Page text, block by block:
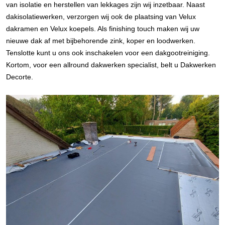
van isolatie en herstellen van lekkages zijn wij inzetbaar. Naast
dakisolatiewerken, verzorgen wij ook de plaatsing van Velux
dakramen en Velux koepels. Als finishing touch maken wij uw
nieuwe dak af met bijbehorende zink, koper en loodwerken.
Tenslotte kunt u ons ook inschakelen voor een dakgootreiniging.
Kortom, voor een allround dakwerken specialist, belt u Dakwerken
Decorte.